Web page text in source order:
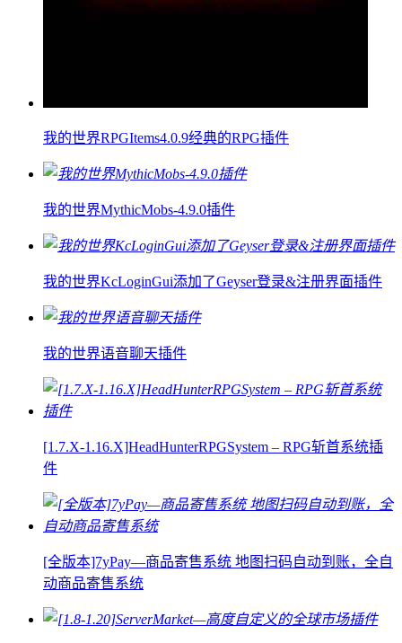
我的世界RPGItems4.0.9经典的RPG插件
我的世界MythicMobs-4.9.0插件
我的世界KcLoginGui添加了Geyser登录&注册界面插件
我的世界语音聊天插件
[1.7.X-1.16.X]HeadHunterRPGSystem – RPG斩首系统插
件
[全版本]7yPay—商品寄售系统 地图扫码自动到账，全自
动商品寄售系统